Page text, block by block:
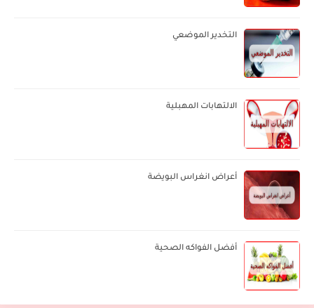
التخدير الموضعي
الالتهابات المهبلية
أعراض انغراس البويضة
أفضل الفواكه الصحية